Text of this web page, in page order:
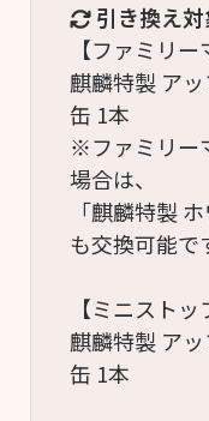
引き換え
【ファミリー
麒麟特製 ア
缶 1本
※ファミリー
場合は、
「麒麟特製
も交換可能で
【ミニストッ
麒麟特製 ア
缶 1本